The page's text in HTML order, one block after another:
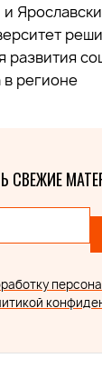
развития
регионе
СВЕЖИЕ